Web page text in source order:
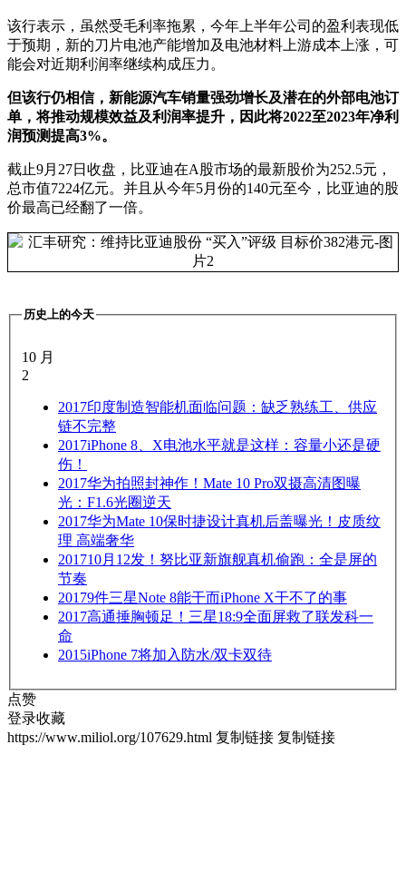
该行表示，虽然受毛利率拖累，今年上半年公司的盈利表现低
于预期，新的刀片电池产能增加及电池材料上游成本上涨，可
能会对近期利润率继续构成压力。
但该行仍相信，新能源汽车销量强劲增长及潜在的外部电池订
单，将推动规模效益及利润率提升，因此将2022至2023年净利
润预测提高3%。
截止9月27日收盘，比亚迪在A股市场的最新股价为252.5元，
总市值7224亿元。并且从今年5月份的140元至今，比亚迪的股
价最高已经翻了一倍。
历史上的今天
10 月
2
2017印度制造智能机面临问题：缺乏熟练工、供应
链不完整
2017iPhone 8、X电池水平就是这样：容量小还是硬
伤！
2017华为拍照封神作！Mate 10 Pro双摄高清图曝
光：F1.6光圈逆天
2017华为Mate 10保时捷设计真机后盖曝光！皮质纹
理 高端奢华
201710月12发！努比亚新旗舰真机偷跑：全是屏的
节奏
20179件三星Note 8能干而iPhone X干不了的事
2017高通捶胸顿足！三星18:9全面屏救了联发科一
命
2015iPhone 7将加入防水/双卡双待
点赞
登录收藏
https://www.miliol.org/107629.html 复制链接 复制链接